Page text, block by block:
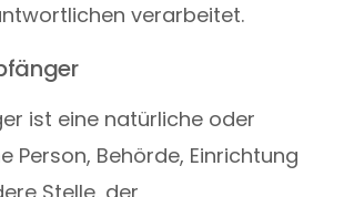
verarbeitet.
ist eine natürliche oder
Person, Behörde, Einrichtung